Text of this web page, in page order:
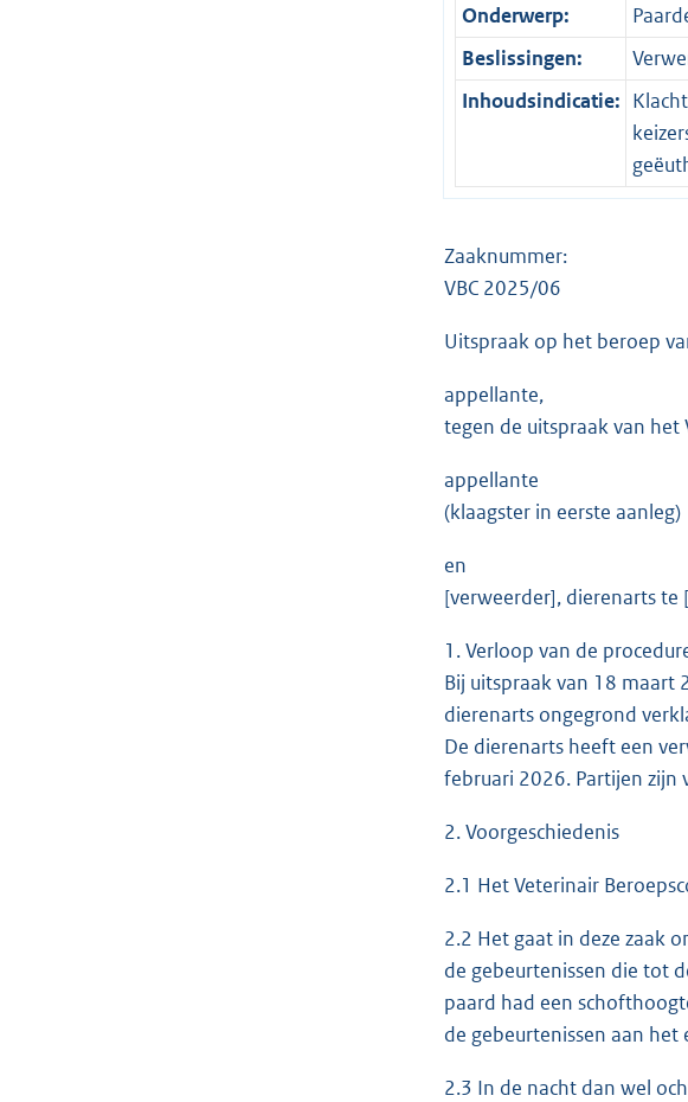
Onderwerp:
Beslissingen:
Inhoudsindicatie:
VBC
Uitspraak op het beroep
appellante,
tegen de uitspraak van
appellante
(klaagster in eerste aanleg)
en
[verweerder], dierenarts te
1. Verloop van de
Bij uitspraak van 18 maart
dierenarts ongegrond
De dierenarts heeft een
februari 2026. Partijen zijn
2. Voorgeschiedenis
2.1 Het Veterinair
2.2 Het gaat in deze zaak
de gebeurtenissen die tot
paard had een
de gebeurtenissen aan
2.3 In de nacht dan wel